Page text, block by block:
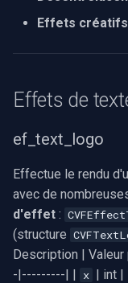
h
Effets d'ajustement
ef_contrast
ef_lightness
ef_darkness
ef_saturation
Effets spatiaux
ef_flip_down
Effets créatifs
Effets de
ef_text_logo
Effectue le rendu
avec de
d'effet :
(structure
Description |
-|---------| | x | int |